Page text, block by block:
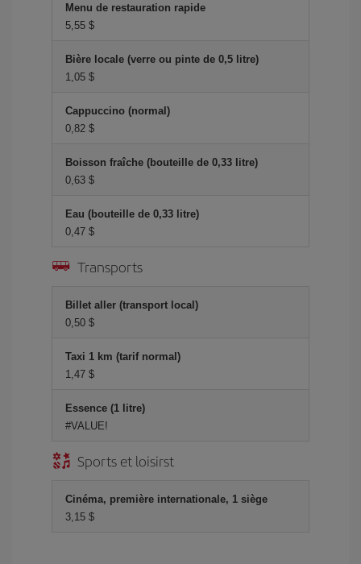
Menu de restauration rapide
5,55 $
Bière locale (verre ou pinte de 0,5 litre)
1,05 $
Cappuccino (normal)
0,82 $
Boisson fraîche (bouteille de 0,33 litre)
0,63 $
Eau (bouteille de 0,33 litre)
0,47 $
Transports
Billet aller (transport local)
0,50 $
Taxi 1 km (tarif normal)
1,47 $
Essence (1 litre)
#VALUE!
Sports et loisirst
Cinéma, première internationale, 1 siège
3,15 $